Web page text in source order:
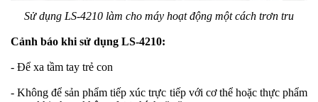
Sử dụng LS-4210 làm cho máy hoạt động một cách trơn tru
Cảnh báo khi sử dụng LS-4210:
- Để xa tầm tay trẻ con
- Không để sản phẩm tiếp xúc trực tiếp với cơ thể hoặc thực phẩm